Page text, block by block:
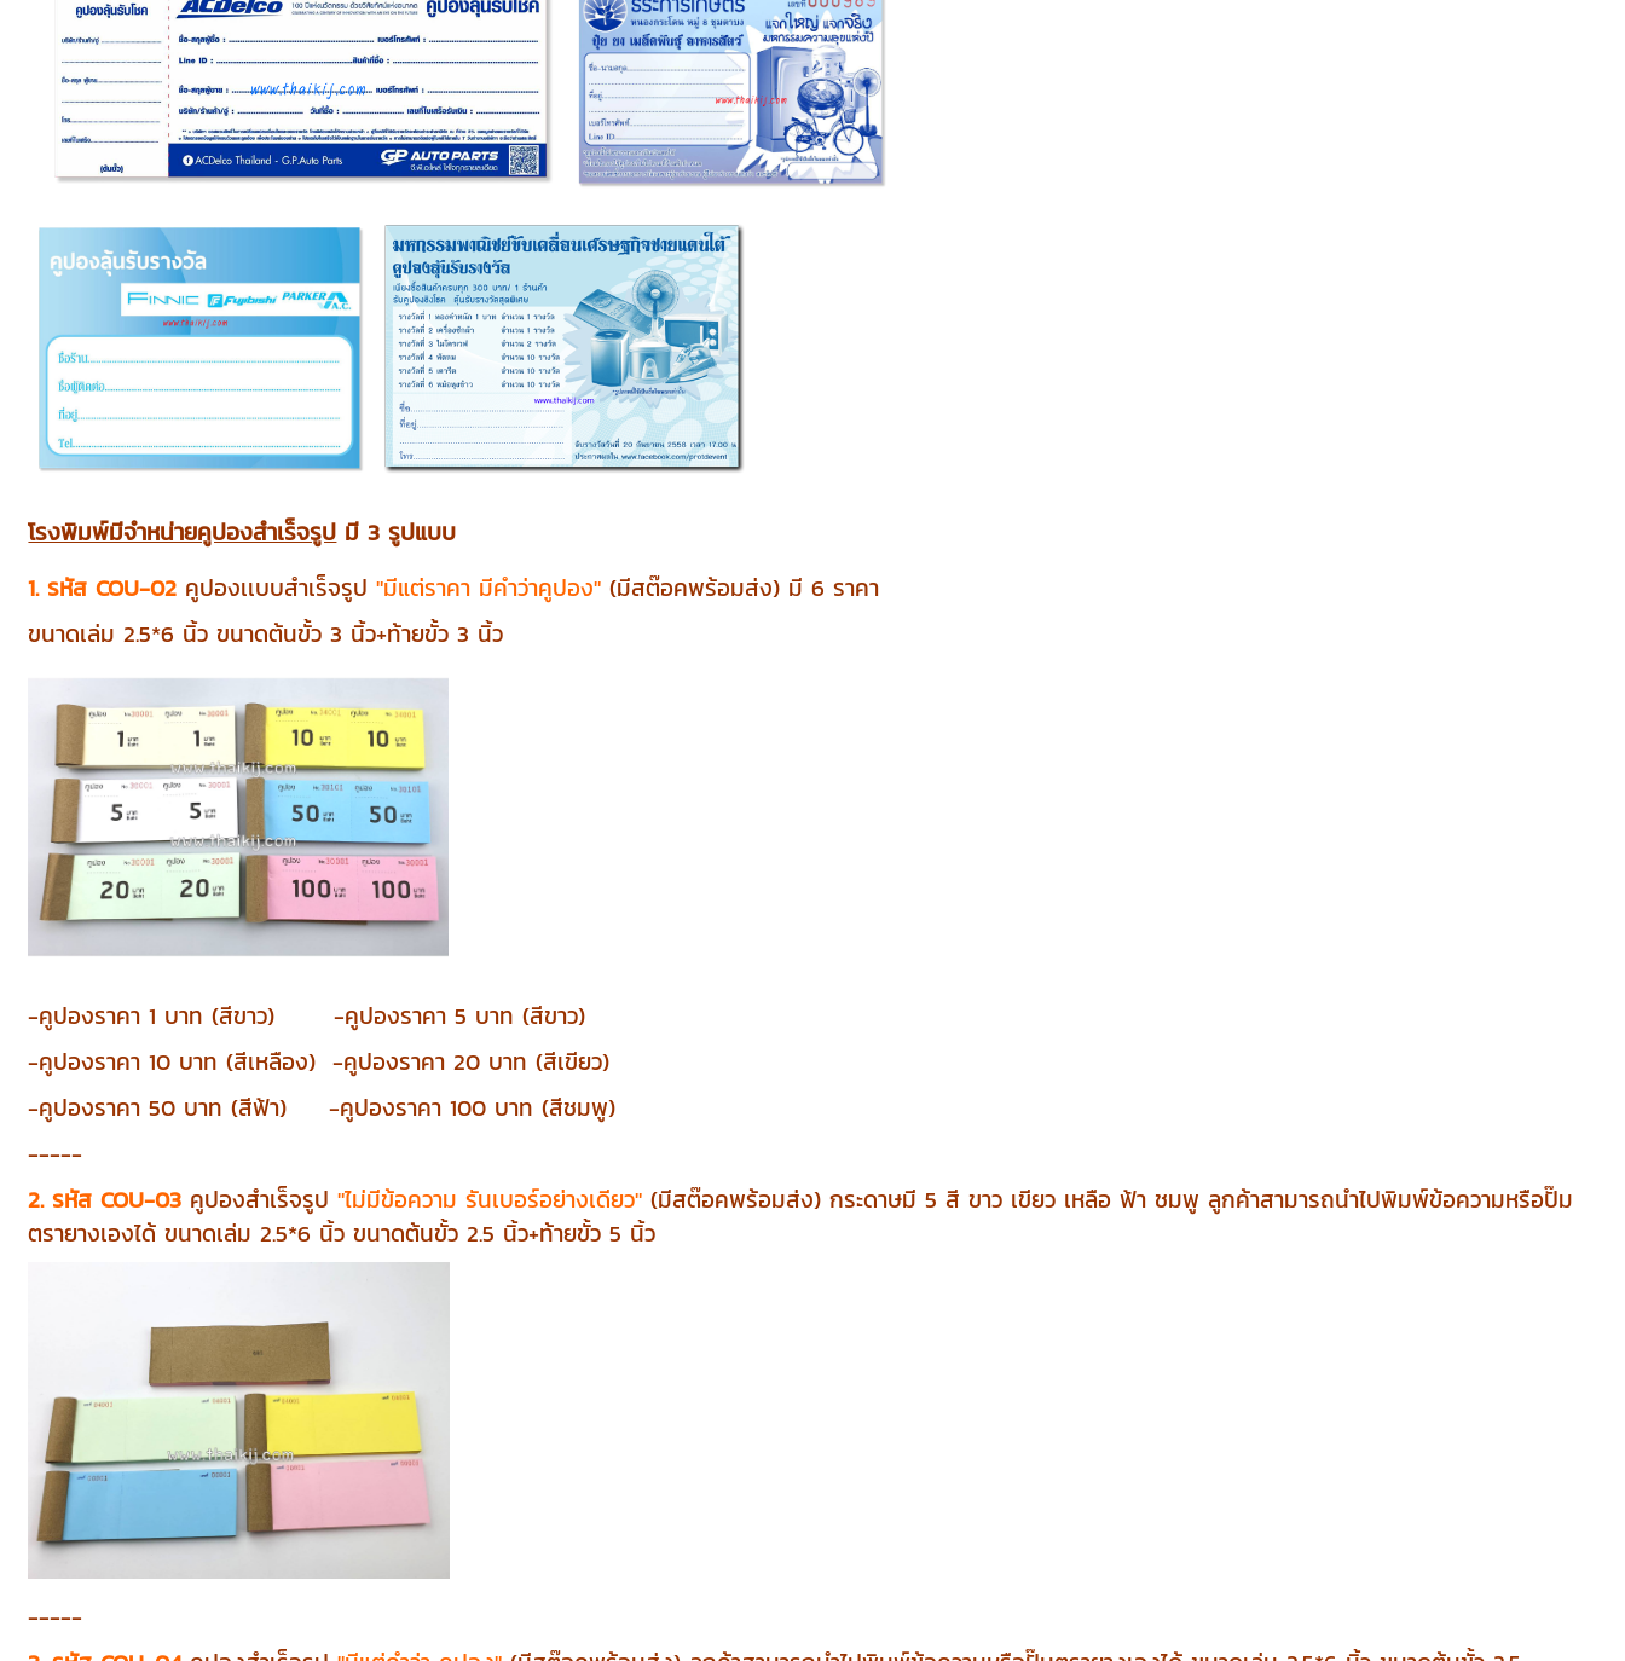
โรงพิมพ์มีจำหน่ายคูปองสำเร็จรูป มี 3 รูปแบบ
1. รหัส COU-02 คูปองเเบบสำเร็จรูป "มีแต่ราคา มีคำว่าคูปอง" (มีสต๊อคพร้อมส่ง) มี 6 ราคา
ขนาดเล่ม 2.5*6 นิ้ว ขนาดต้นขั้ว 3 นิ้ว+ท้ายขั้ว 3 นิ้ว
-คูปองราคา 1 บาท (สีขาว) -คูปองราคา 5 บาท (สีขาว)
-คูปองราคา 10 บาท (สีเหลือง) -คูปองราคา 20 บาท (สีเขียว)
-คูปองราคา 50 บาท (สีฟ้า) -คูปองราคา 100 บาท (สีชมพู)
-----
2. รหัส COU-03 คูปองสำเร็จรูป "ไม่มีข้อความ รันเบอร์อย่างเดียว" (มีสต๊อคพร้อมส่ง) กระดาษมี 5 สี ขาว เขียว เหลือ ฟ้า ชมพูลูกค้าสามารถนำไปพิมพ์ข้อความหรือปั๊ม
ตรายางเองได้ ขนาดเล่ม 2.5*6 นิ้ว ขนาดต้นขั้ว 2.5 นิ้ว+ท้ายขั้ว 5 นิ้ว
-----